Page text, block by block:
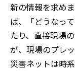
新の情報を求め
ば、「どうなっ
たり、直接現場
が、現場のプレ
災害ネットは時